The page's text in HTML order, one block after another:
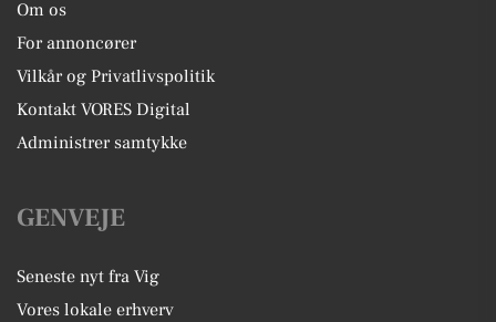
Om os
For annoncører
Vilkår og Privatlivspolitik
Kontakt VORES Digital
Administrer samtykke
GENVEJE
Seneste nyt fra Vig
Vores lokale erhverv